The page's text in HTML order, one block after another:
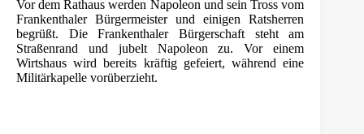
Vor dem Rathaus werden Napoleon und sein Tross vom
Frankenthaler Bürgermeister und einigen Ratsherren
begrüßt. Die Frankenthaler Bürgerschaft steht am
Straßenrand und jubelt Napoleon zu. Vor einem
Wirtshaus wird bereits kräftig gefeiert, während eine
Militärkapelle vorüberzieht.